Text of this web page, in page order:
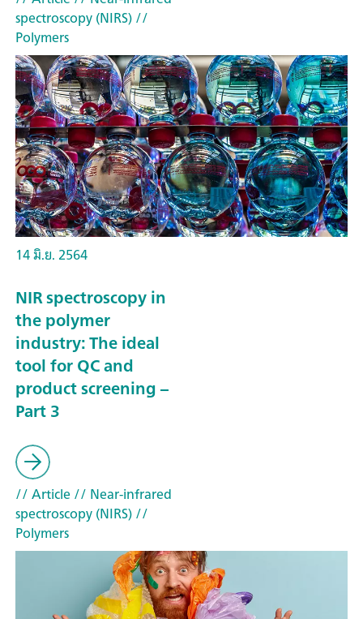
spectroscopy (NIRS)//
Polymers
14 มิ.ย. 2564
NIR spectroscopy in
the polymer
industry: The ideal
tool for QC and
product screening –
Part 3
// Article// Near-infrared
spectroscopy (NIRS)//
Polymers